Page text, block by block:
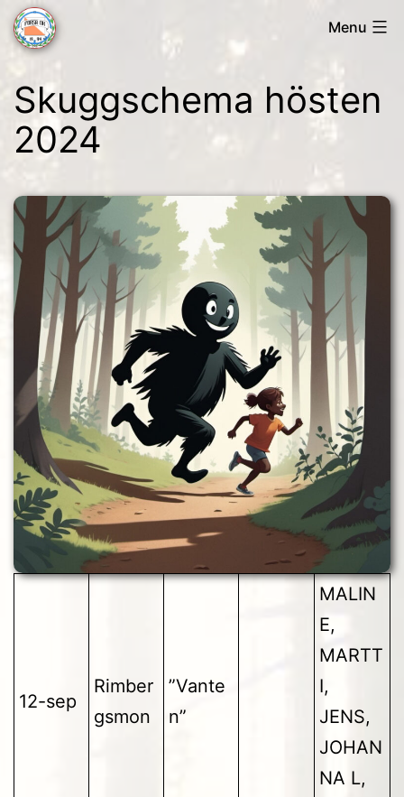
Skip
to
content
OK
Menu
Skuggschema hösten
2024
12-sep
Rimber
gsmon
”Vante
n”
MALIN
E,
MARTT
I,
JENS,
JOHAN
NA L,